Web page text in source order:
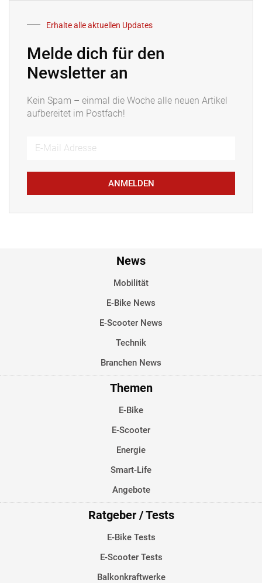
Erhalte alle aktuellen Updates
Melde dich für den
Newsletter an
Kein Spam – einmal die Woche alle neuen Artikel
aufbereitet im Postfach!
ANMELDEN
News
Mobilität
E-Bike News
E-Scooter News
Technik
Branchen News
Themen
E-Bike
E-Scooter
Energie
Smart-Life
Angebote
Ratgeber / Tests
E-Bike Tests
E-Scooter Tests
Balkonkraftwerke